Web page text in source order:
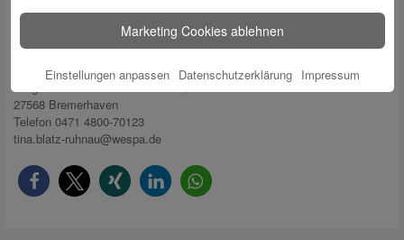
Tina Blatz-Ruhnau
Weser-Elbe Sparkasse
Bürgermeister-Smidt-Str. 24 – 30,
27568 Bremerhaven
Telefon 0471 4800-70123
tina.blatz-ruhnau@wespa.de
Marketing Cookies ablehnen
Einstellungen anpassen Datenschutzerklärung Impressum